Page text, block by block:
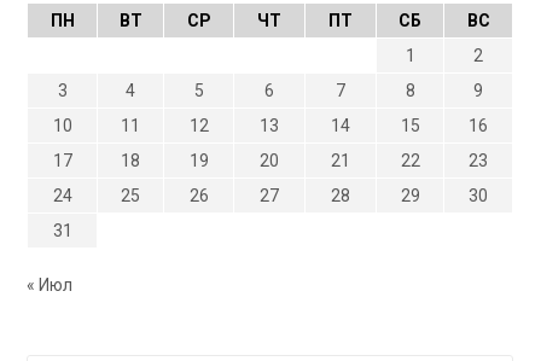
ПН
ВТ СР ЧТ ПТ СБ
ВС
1
2
3
4 5 6 7 8
9
10
11 12 13 14 15
16
17
18 19 20 21 22
23
24
25 26 27 28 29
30
31
« Июл